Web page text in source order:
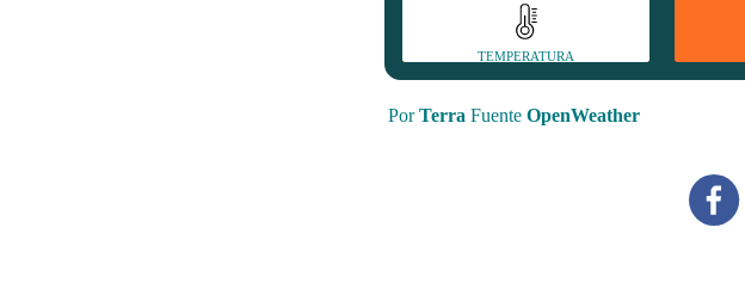
TEMPERATURA
PorTerra Fuente OpenWeather